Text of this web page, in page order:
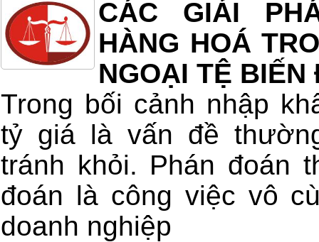
CÁC GIẢI
HÀNG HOÁ
NGOẠI TỆ BIẾN
Trong bối cảnh nhập
tỷ giá là vấn đề
tránh khỏi. Phán đoán
đoán là công việc vô
doanh nghiệp